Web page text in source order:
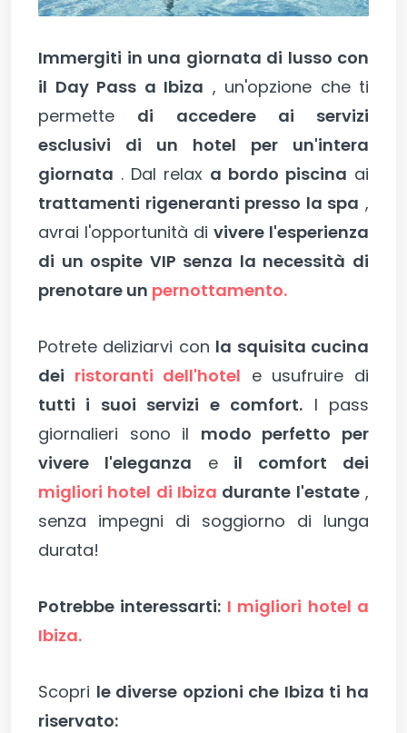
Immergiti in una giornata di lusso con
il Day Pass a Ibiza , un'opzione che ti
permette di accedere ai servizi
esclusivi di un hotel per un'intera
giornata . Dal relax a bordo piscina ai
trattamenti rigeneranti presso la spa ,
avrai l'opportunità di vivere l'esperienza
di un ospite VIP senza la necessità di
prenotare un pernottamento.
Potrete deliziarvi con la squisita cucina
dei ristoranti dell'hotel e usufruire di
tutti i suoi servizi e comfort. I pass
giornalieri sono il modo perfetto per
vivere l'eleganza e il comfort dei
migliori hotel di Ibiza durante l'estate,
senza impegni di soggiorno di lunga
durata!
Potrebbe interessarti: I migliori hotel a
Ibiza.
Scopri le diverse opzioni che Ibiza ti ha
riservato: